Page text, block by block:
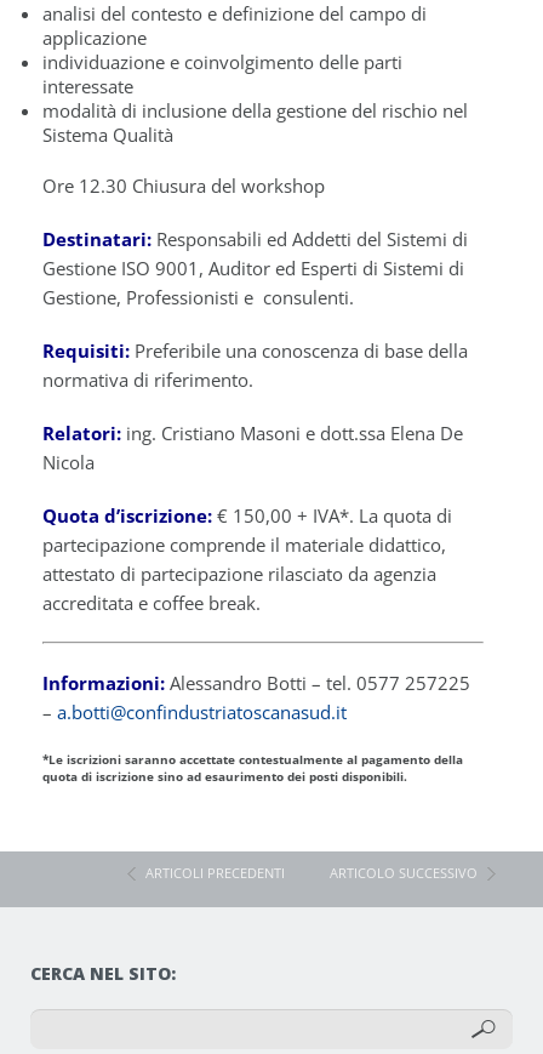
analisi del contesto e definizione del campo di
applicazione
individuazione e coinvolgimento delle parti
interessate
modalità di inclusione della gestione del rischio nel
Sistema Qualità
Ore 12.30 Chiusura del workshop
Destinatari: Responsabili ed Addetti del Sistemi di
Gestione ISO 9001, Auditor ed Esperti di Sistemi di
Gestione, Professionisti e consulenti.
Requisiti: Preferibile una conoscenza di base della
normativa di riferimento.
Relatori: ing. Cristiano Masoni e dott.ssa Elena De
Nicola
Quota d’iscrizione: € 150,00 + IVA*. La quota di
partecipazione comprende il materiale didattico,
attestato di partecipazione rilasciato da agenzia
accreditata e coffee break.
Informazioni: Alessandro Botti – tel. 0577 257225
–a.botti@confindustriatoscanasud.it
*Le iscrizioni saranno accettate contestualmente al pagamento della
quota di iscrizione sino ad esaurimento dei posti disponibili.
ARTICOLI PRECEDENTI ARTICOLO SUCCESSIVO
CERCA NEL SITO: